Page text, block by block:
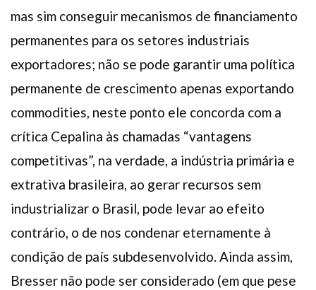
mas sim conseguir mecanismos de financiamento
permanentes para os setores industriais
exportadores; não se pode garantir uma política
permanente de crescimento apenas exportando
commodities, neste ponto ele concorda com a
crítica Cepalina às chamadas “vantagens
competitivas”, na verdade, a indústria primária e
extrativa brasileira, ao gerar recursos sem
industrializar o Brasil, pode levar ao efeito
contrário, o de nos condenar eternamente à
condição de país subdesenvolvido. Ainda assim,
Bresser não pode ser considerado (em que pese